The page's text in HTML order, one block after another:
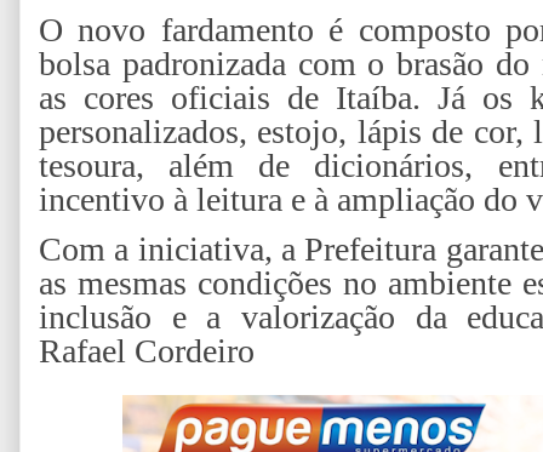
O novo fardamento é composto
bolsa padronizada com o brasão
as cores oficiais de Itaíba. Já os
personalizados, estojo, lápis de
tesoura, além de dicionários,
incentivo à leitura e à ampliação do
Com a iniciativa, a Prefeitura
as mesmas condições no ambiente
inclusão e a valorização da
Rafael Cordeiro